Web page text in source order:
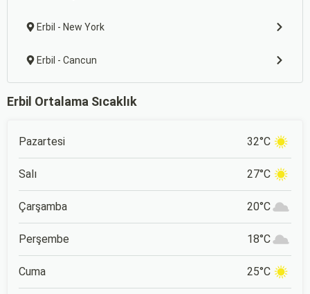
Erbil - New York
Erbil - Cancun
Erbil Ortalama Sıcaklık
Pazartesi 32°C
Salı 27°C
Çarşamba 20°C
Perşembe 18°C
Cuma 25°C